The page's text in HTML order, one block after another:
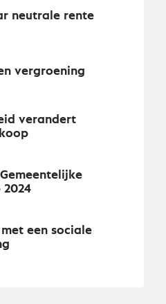
neutrale rente
vergroening
verandert
een sociale